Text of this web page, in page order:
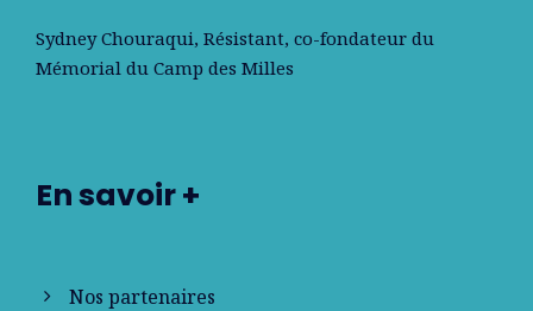
Sydney Chouraqui, Résistant, co-fondateur du
Mémorial du Camp des Milles
En savoir +
Nos partenaires